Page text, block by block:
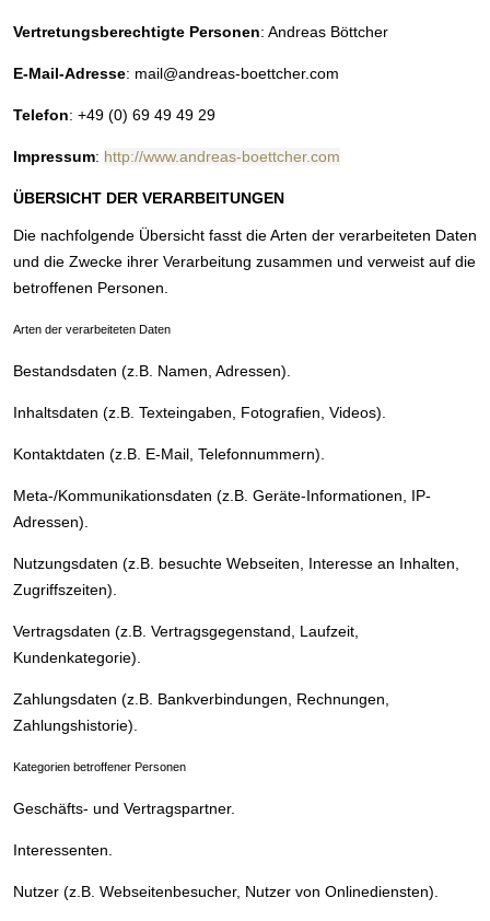
Vertretungsberechtigte Personen: Andreas Böttcher
E-Mail-Adresse: mail@andreas-boettcher.com
Telefon: +49 (0) 69 49 49 29
Impressum: http://www.andreas-boettcher.com
ÜBERSICHT DER VERARBEITUNGEN
Die nachfolgende Übersicht fasst die Arten der verarbeiteten Daten
und die Zwecke ihrer Verarbeitung zusammen und verweist auf die
betroffenen Personen.
Arten der verarbeiteten Daten
Bestandsdaten (z.B. Namen, Adressen).
Inhaltsdaten (z.B. Texteingaben, Fotografien, Videos).
Kontaktdaten (z.B. E-Mail, Telefonnummern).
Meta-/Kommunikationsdaten (z.B. Geräte-Informationen, IP-
Adressen).
Nutzungsdaten (z.B. besuchte Webseiten, Interesse an Inhalten,
Zugriffszeiten).
Vertragsdaten (z.B. Vertragsgegenstand, Laufzeit,
Kundenkategorie).
Zahlungsdaten (z.B. Bankverbindungen, Rechnungen,
Zahlungshistorie).
Kategorien betroffener Personen
Geschäfts- und Vertragspartner.
Interessenten.
Nutzer (z.B. Webseitenbesucher, Nutzer von Onlinediensten).